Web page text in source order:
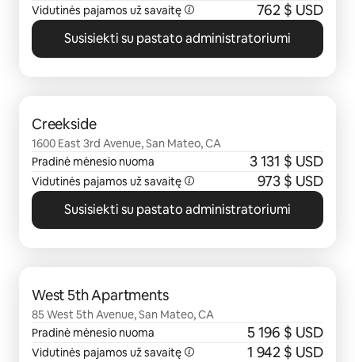
Vidutinės pajamos už savaitę 762 $ USD
Susisiekti su pastato administratoriumi
Creekside
1600 East 3rd Avenue, San Mateo, CA
Pradinė mėnesio nuoma
3 131 $ USD
Vidutinės pajamos už savaitę 973 $ USD
Susisiekti su pastato administratoriumi
West 5th Apartments
85 West 5th Avenue, San Mateo, CA
Pradinė mėnesio nuoma
5 196 $ USD
Vidutinės pajamos už savaitę 1 942 $ USD